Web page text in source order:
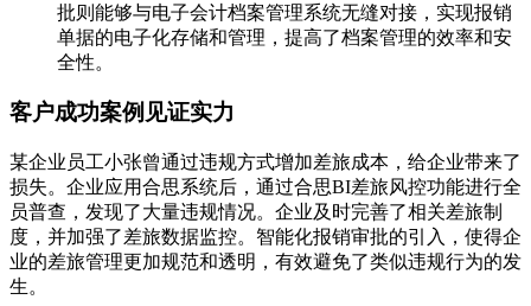
批则能够与电子会计档案管理系统无缝对接，实现报销
单据的电子化存储和管理，提高了档案管理的效率和安
全性。
客户成功案例见证实力
某企业员工小张曾通过违规方式增加差旅成本，给企业带来了
损失。企业应用合思系统后，通过合思BI差旅风控功能进行全
员普查，发现了大量违规情况。企业及时完善了相关差旅制
度，并加强了差旅数据监控。智能化报销审批的引入，使得企
业的差旅管理更加规范和透明，有效避免了类似违规行为的发
生。